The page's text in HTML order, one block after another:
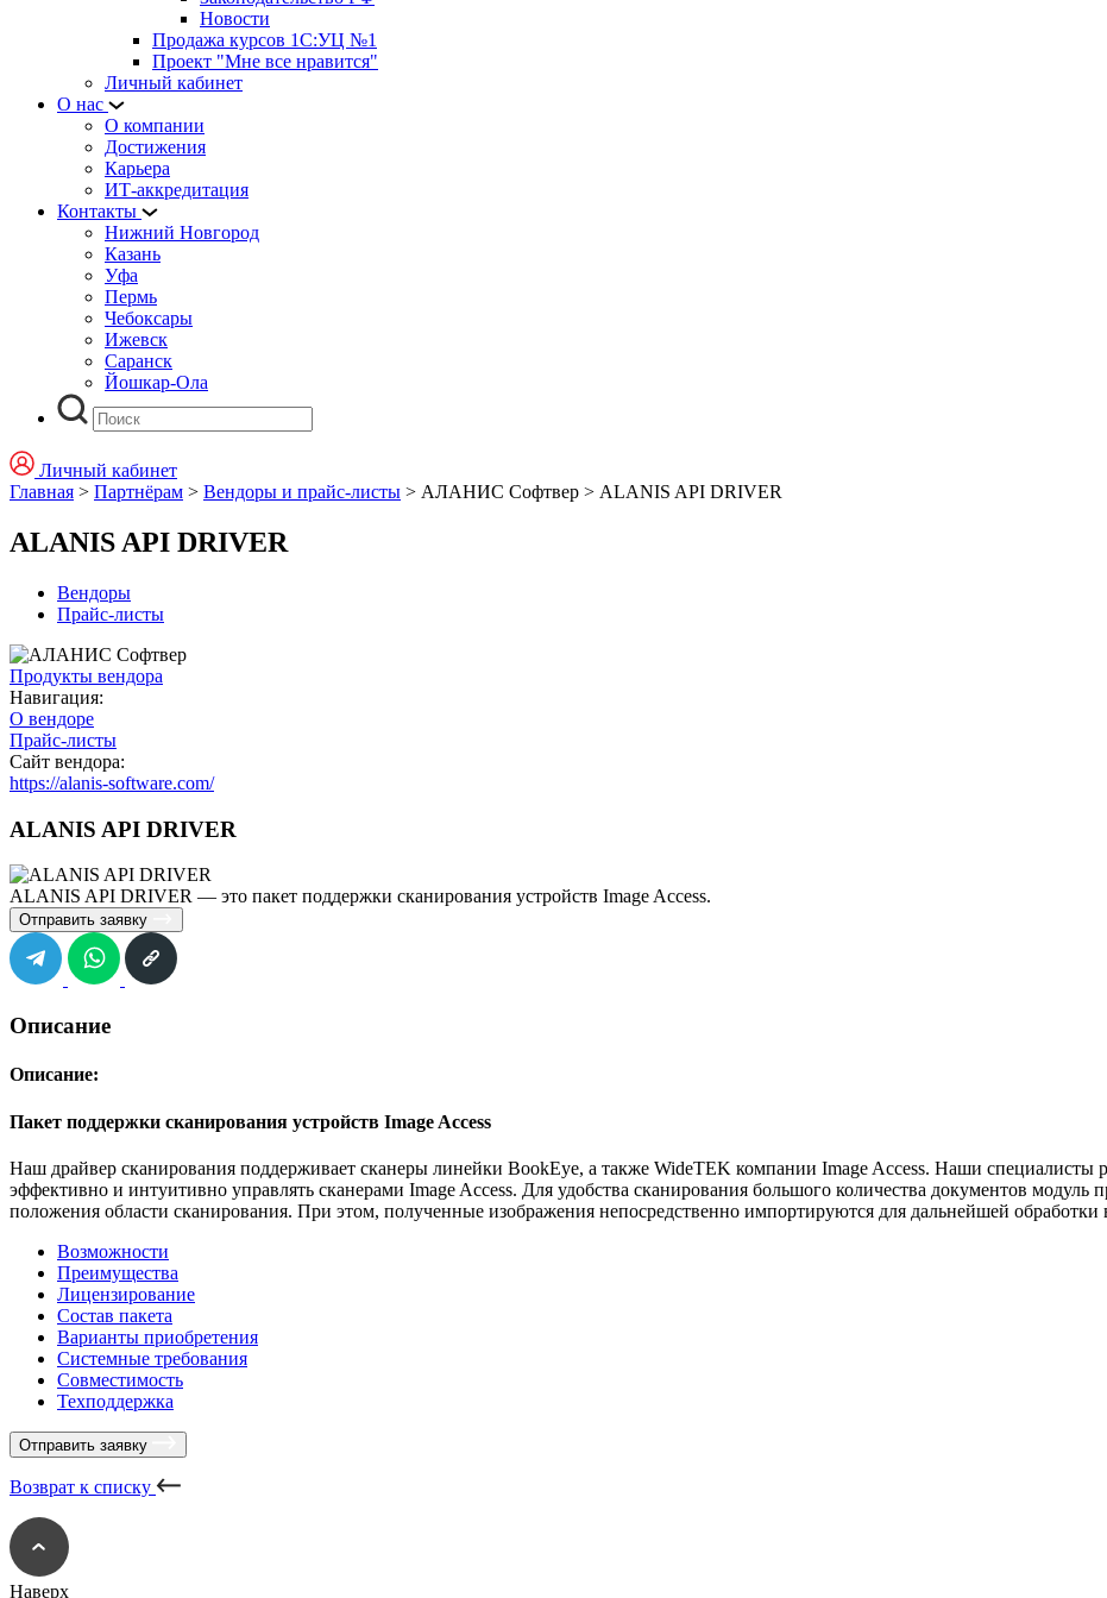
Новости
Продажа курсов 1С:УЦ №1
Проект "Мне все нравится"
Личный кабинет
О нас
О компании
Достижения
Карьера
ИТ-аккредитация
Контакты
Нижний Новгород
Казань
Уфа
Пермь
Чебоксары
Ижевск
Саранск
Йошкар-Ола
Личный кабинет
Главная > Партнёрам > Вендоры и прайс-листы > АЛАНИС Софтвер > ALANIS API DRIVER
ALANIS API DRIVER
Вендоры
Прайс-листы
Продукты вендора
Навигация:
О вендоре
Прайс-листы
Сайт вендора:
https://alanis-software.com/
ALANIS API DRIVER
ALANIS API DRIVER — это пакет поддержки сканирования устройств Image Access.
Отправить заявку
Описание
Описание:
Пакет поддержки сканирования устройств Image Access
Наш драйвер сканирования поддерживает сканеры линейки BookEye, а также WideTEK компании Image Access. Наши специалисты
эффективно и интуитивно управлять сканерами Image Access. Для удобства сканирования большого количества документов модуль
положения области сканирования. При этом, полученные изображения непосредственно импортируются для дальнейшей
Возможности
Преимущества
Лицензирование
Состав пакета
Варианты приобретения
Системные требования
Совместимость
Техподдержка
Отправить заявку
Возврат к списку
Наверх